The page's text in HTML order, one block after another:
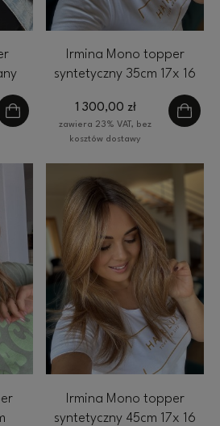
Irmina Mono topper
syntetyczny 35cm 17x 16
1 300,00 zł
zawiera 23% VAT, bez
kosztów dostawy
Irmina Mono topper
syntetyczny 45cm 17x 16